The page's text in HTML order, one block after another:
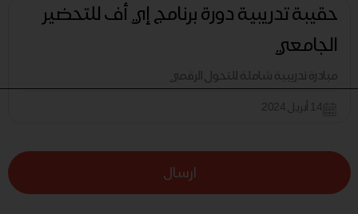
حقيبة تدريبية دورة برنامج إي أف للتحضير
الجامعي
مبادرة تدريبية شاملة للتحول الرقمي
14 أبريل 2024
ارسال